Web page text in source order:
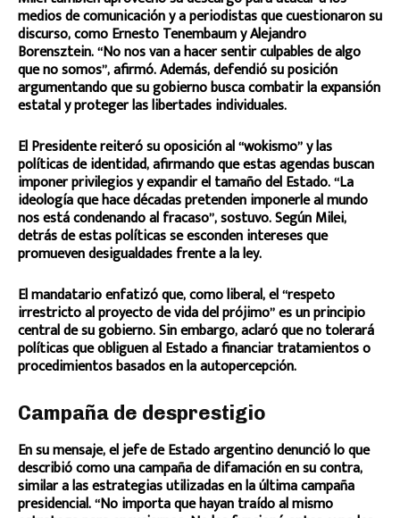
medios de comunicación y a periodistas que cuestionaron su
discurso, como Ernesto Tenembaum y Alejandro
Borensztein. “No nos van a hacer sentir culpables de algo
que no somos”, afirmó. Además, defendió su posición
argumentando que su gobierno busca combatir la expansión
estatal y proteger las libertades individuales.
El Presidente reiteró su oposición al “wokismo” y las
políticas de identidad, afirmando que estas agendas buscan
imponer privilegios y expandir el tamaño del Estado. “La
ideología que hace décadas pretenden imponerle al mundo
nos está condenando al fracaso”, sostuvo. Según Milei,
detrás de estas políticas se esconden intereses que
promueven desigualdades frente a la ley.
El mandatario enfatizó que, como liberal, el “respeto
irrestricto al proyecto de vida del prójimo” es un principio
central de su gobierno. Sin embargo, aclaró que no tolerará
políticas que obliguen al Estado a financiar tratamientos o
procedimientos basados en la autopercepción.
Campaña de desprestigio
En su mensaje, el jefe de Estado argentino denunció lo que
describió como una campaña de difamación en su contra,
similar a las estrategias utilizadas en la última campaña
presidencial. “No importa que hayan traído al mismo